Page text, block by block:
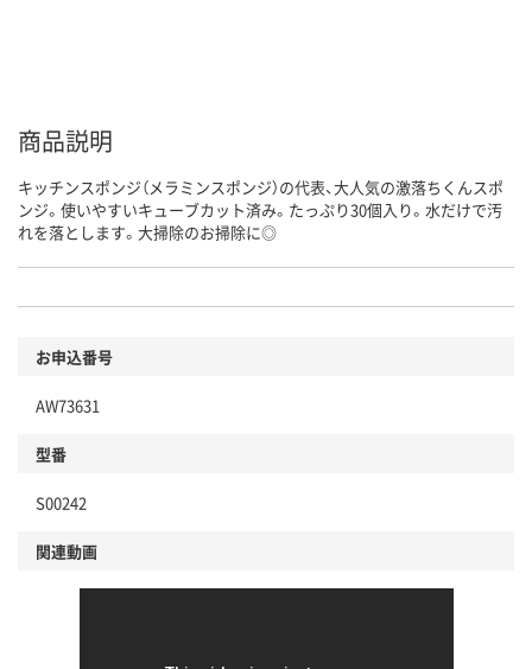
商品説明
キッチンスポンジ（メラミンスポンジ）の代表、大人気の激落ちくんスポ
ンジ。使いやすいキューブカット済み。たっぷり30個入り。水だけで汚
れを落とします。大掃除のお掃除に◎
お申込番号
AW73631
型番
S00242
関連動画